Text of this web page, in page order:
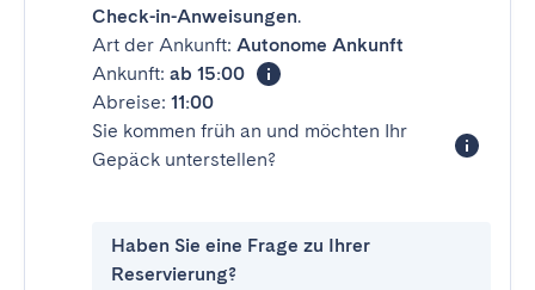
Check-in-Anweisungen.
Art der Ankunft: Autonome Ankunft
Ankunft: ab 15:00
Abreise: 11:00
Sie kommen früh an und möchten Ihr
Gepäck unterstellen?
Haben Sie eine Frage zu Ihrer
Reservierung?